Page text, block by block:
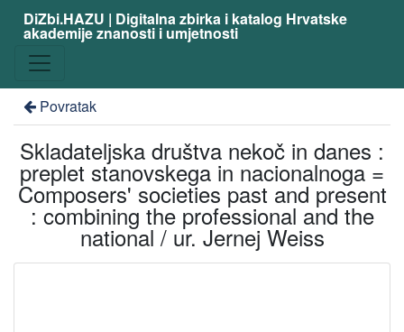
DiZbi.HAZU | Digitalna zbirka i katalog Hrvatske
akademije znanosti i umjetnosti
Povratak
Skladateljska društva nekoč in danes :
preplet stanovskega in nacionalnoga =
Composers' societies past and present
: combining the professional and the
national / ur. Jernej Weiss